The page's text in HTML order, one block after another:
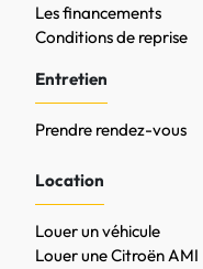
Les financements
Conditions de reprise
Entretien
Prendre rendez-vous
Location
Louer un véhicule
Louer une Citroën AMI